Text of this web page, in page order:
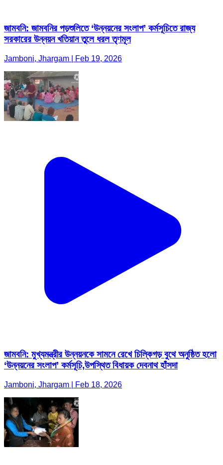
জামবনি: জামবনির পড়শুলিতে ‘উন্নয়নের সংলাপ’ কর্মসূচিতে রাজ্য
সরকারের উন্নয়ন খতিয়ান তুলে ধরল তৃণমূল
Jamboni, Jhargam | Feb 19, 2026
জামবনি: মুখ্যমন্ত্রীর উন্নয়নকে সামনে রেখে চিল্কিগড় বুথে অনুষ্ঠিত হলো
‘উন্নয়নের সংলাপ’ কর্মসূচি,উপস্থিত বিধায়ক দেবনাথ হাঁসদা
Jamboni, Jhargam | Feb 18, 2026